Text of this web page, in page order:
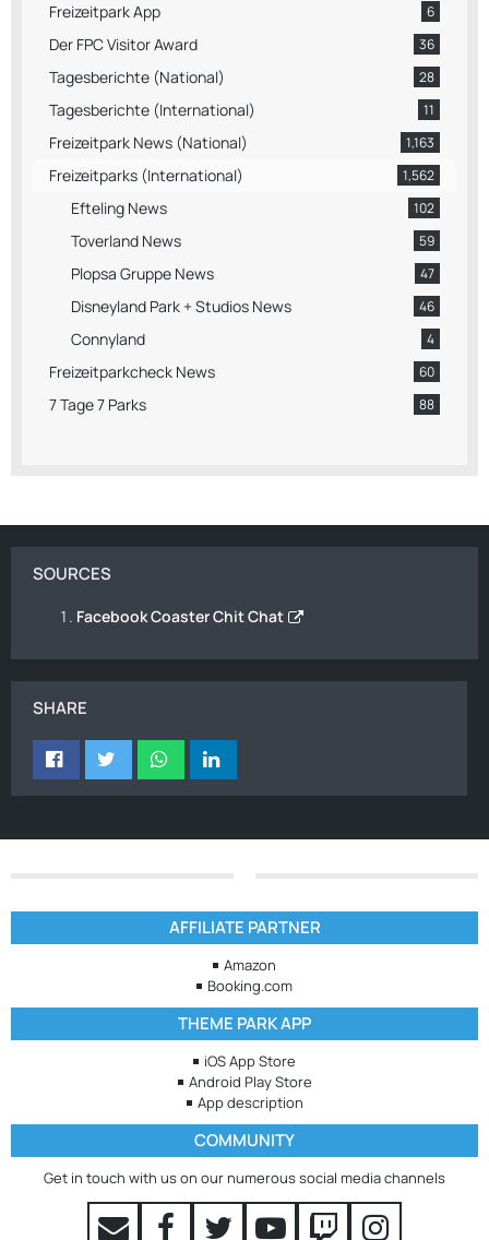
Freizeitpark App 6
Der FPC Visitor Award 36
Tagesberichte (National) 28
Tagesberichte (International) 11
Freizeitpark News (National) 1,163
Freizeitparks (International) 1,562
Efteling News 102
Toverland News 59
Plopsa Gruppe News 47
Disneyland Park + Studios News 46
Connyland 4
Freizeitparkcheck News 60
7 Tage 7 Parks 88
SOURCES
Facebook Coaster Chit Chat
SHARE
AFFILIATE PARTNER
Amazon
Booking.com
THEME PARK APP
iOS App Store
Android Play Store
App description
COMMUNITY
Get in touch with us on our numerous social media channels